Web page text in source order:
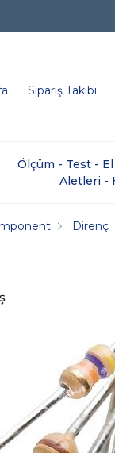
Sipariş Takibi
Ölçüm - Test -
Aletleri -
Direnç